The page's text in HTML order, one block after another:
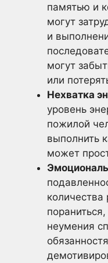
памятью и
могут
и
могут
или
Нехватка
уровень
пожилой
выполнить
может
количества
неумения